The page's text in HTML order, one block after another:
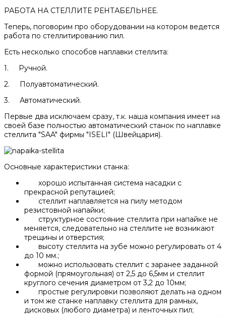
РАБОТА НА СТЕЛЛИТЕ РЕНТАБЕЛЬНЕЕ.
Теперь, поговорим про оборудовании на котором ведется
работа по стеллитированию пил.
Есть несколько способов наплавки стеллита:
1. Ручной.
2. Полуавтоматический.
3. Автоматический.
Первые два исключаем сразу, т.к. наша компания имеет на
своей базе полностью автоматический станок по наплавке
стеллита "SAA" фирмы "ISELI" (Швейцария).
Основные характеристики станка:
хорошо испытанная система насадки с
прекрасной репутацией;
стеллит наплавляется на пилу методом
резистовной напайки;
структурное состояние стеллита при напайке не
меняется, следовательно на стеллите не возникают
трещины и отверстия;
высоту стеллита на зубе можно регулировать от 4
до 10 мм.;
можно использовать стеллит с заранее заданной
формой (прямоугольная) от 2,5 до 6,5мм и стеллит
круглого сечения диаметром от 3,2 до 10мм;
простые регулировки позволяют делать на одном
и том же станке наплавку стеллита для рамных,
дисковых (любого диаметра) и ленточных пил;